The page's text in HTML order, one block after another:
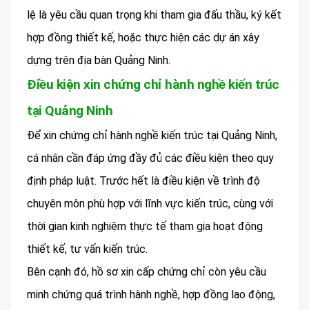
lệ là yêu cầu quan trọng khi tham gia đấu thầu, ký kết
hợp đồng thiết kế, hoặc thực hiện các dự án xây
dựng trên địa bàn Quảng Ninh.
Điều kiện xin chứng chỉ hành nghề kiến trúc
tại Quảng Ninh
Để xin chứng chỉ hành nghề kiến trúc tại Quảng Ninh,
cá nhân cần đáp ứng đầy đủ các điều kiện theo quy
định pháp luật. Trước hết là điều kiện về trình độ
chuyên môn phù hợp với lĩnh vực kiến trúc, cùng với
thời gian kinh nghiệm thực tế tham gia hoạt động
thiết kế, tư vấn kiến trúc.
Bên cạnh đó, hồ sơ xin cấp chứng chỉ còn yêu cầu
minh chứng quá trình hành nghề, hợp đồng lao động,